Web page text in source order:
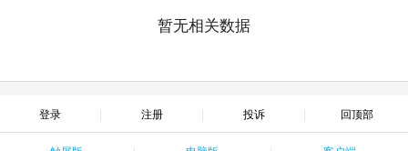
暂无相关数据
登录 注册 投诉 回顶部